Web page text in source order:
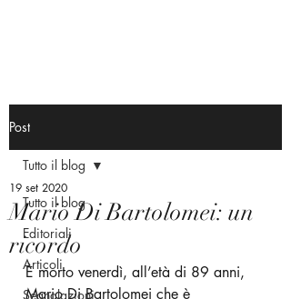
Post
Tutto il blog
Editoriali
Articoli
Segnalazioni
Tutto il blog
Mario Di Bartolomei: un
ricordo
19 set 2020
È morto venerdì, all’età di 89 anni,
Mario Di Bartolomei che è